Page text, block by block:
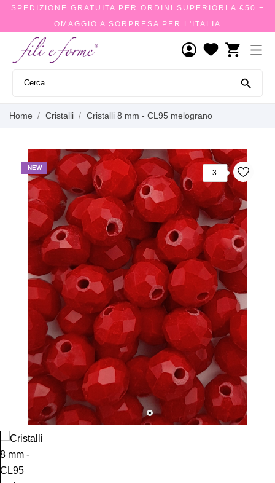
SPEDIZIONE GRATUITA PER ORDINI SUPERIORI A €50 +
OMAGGIO A SORPRESA PER L'ITALIA
shopping_cart

Home Cristalli Cristalli 8 mm - CL95 melograno
NEW
3